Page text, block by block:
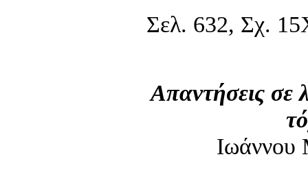
Σελ. 632, Σχ.
Απαντήσεις σε